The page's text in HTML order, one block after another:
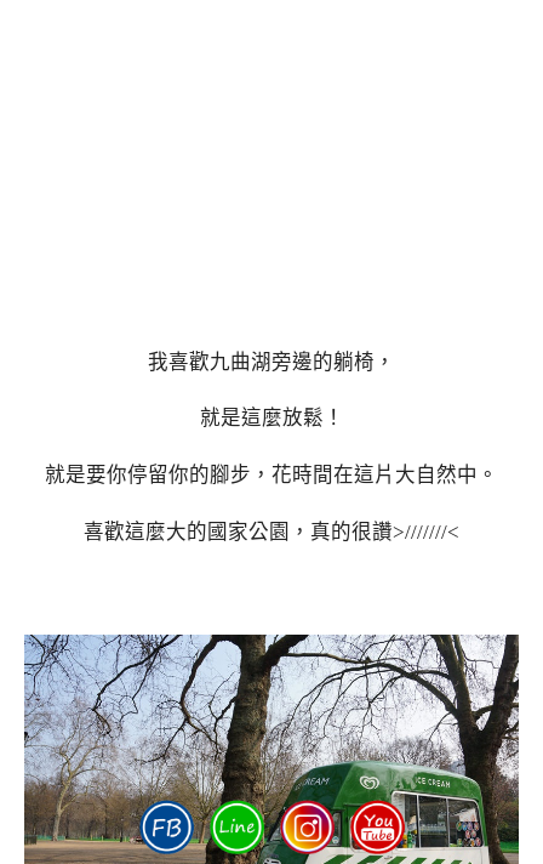
我喜歡九曲湖旁邊的躺椅，
就是這麼放鬆！
就是要你停留你的腳步，花時間在這片大自然中。
喜歡這麼大的國家公園，真的很讚>///////<